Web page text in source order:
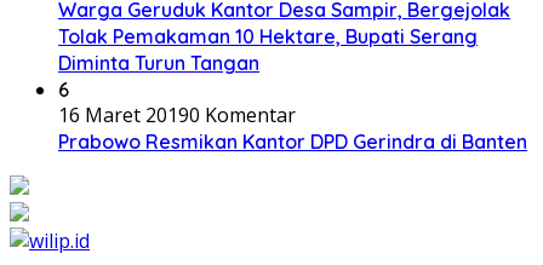
Warga Geruduk Kantor Desa Sampir, Bergejolak
Tolak Pemakaman 10 Hektare, Bupati Serang
Diminta Turun Tangan
6
16 Maret 20190 Komentar
Prabowo Resmikan Kantor DPD Gerindra di Banten